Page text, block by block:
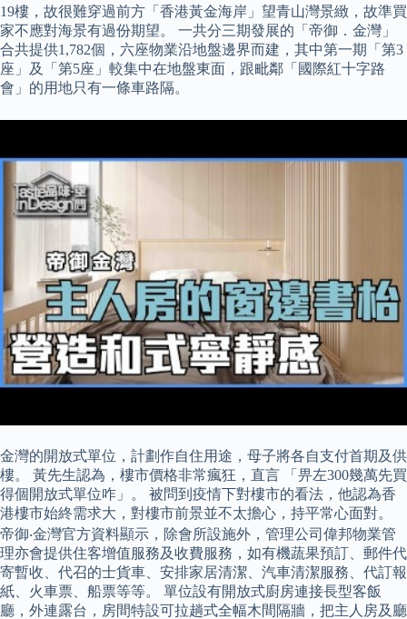
19樓，故很難穿過前方「香港黃金海岸」望青山灣景緻，故準買
家不應對海景有過份期望。 一共分三期發展的「帝御．金灣」
合共提供1,782個，六座物業沿地盤邊界而建，其中第一期「第3
座」及「第5座」較集中在地盤東面，跟毗鄰「國際紅十字路
會」的用地只有一條車路隔。
金灣的開放式單位，計劃作自住用途，母子將各自支付首期及供
樓。 黃先生認為，樓市價格非常瘋狂，直言 「畀左300幾萬先買
得個開放式單位咋」。 被問到疫情下對樓市的看法，他認為香
港樓市始終需求大，對樓市前景並不太擔心，持平常心面對。
帝御‧金灣官方資料顯示，除會所設施外，管理公司偉邦物業管
理亦會提供住客增值服務及收費服務，如有機蔬果預訂、郵件代
寄暫收、代召的士貨車、安排家居清潔、汽車清潔服務、代訂報
紙、火車票、船票等等。 單位設有開放式廚房連接長型客飯
廳，外連露台，房間特設可拉趟式全幅木間隔牆，把主人房及廳